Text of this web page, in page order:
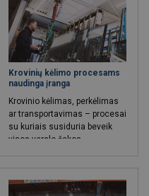
pačias įvairiausias aukštalipio
paslaugas, bet ir užtikrina
aukštalipio saugumą, ženkliai
sumažina nelaimingų
atsitikimų tikimybę
Krovinių kėlimo procesams
naudinga įranga
Krovinio kėlimas, perkėlimas
ar transportavimas – procesai
su kuriais susiduria beveik
visos verslo šakos.
tiek bet kurioje pramonės
veikloje ar žemės ūkyje. Su